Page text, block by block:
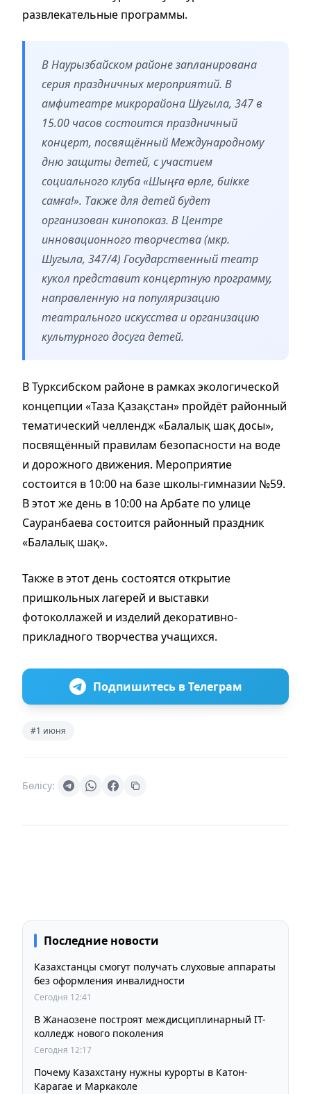
развлекательные программы.
В Наурызбайском районе запланирована
серия праздничных мероприятий. В
амфитеатре микрорайона Шугыла, 347 в
15.00 часов состоится праздничный
концерт, посвящённый Международному
дню защиты детей, с участием
социального клуба «Шыңға өрле, биікке
самға!». Также для детей будет
организован кинопоказ. В Центре
инновационного творчества (мкр.
Шугыла, 347/4) Государственный театр
кукол представит концертную программу,
направленную на популяризацию
театрального искусства и организацию
культурного досуга детей.
В Турксибском районе в рамках экологической
концепции «Таза Қазақстан» пройдёт районный
тематический челлендж «Балалық шақ досы»,
посвящённый правилам безопасности на воде
и дорожного движения. Мероприятие
состоится в 10:00 на базе школы-гимназии №59.
В этот же день в 10:00 на Арбате по улице
Сауранбаева состоится районный праздник
«Балалық шақ».
Также в этот день состоятся открытие
пришкольных лагерей и выставки
фотоколлажей и изделий декоративно-
прикладного творчества учащихся.
Подпишитесь в Телеграм
#1 июня
Бөлісу:
Последние новости
Казахстанцы смогут получать слуховые аппараты
без оформления инвалидности
Сегодня 12:41
В Жанаозене построят междисциплинарный IT-
колледж нового поколения
Сегодня 12:17
Почему Казахстану нужны курорты в Катон-
Карагае и Маркаколе